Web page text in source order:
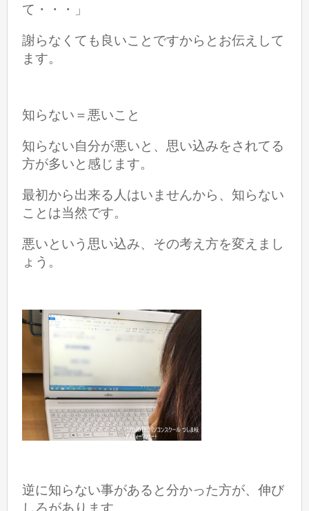
て・・・」
謝らなくても良いことですからとお伝えして
ます。
知らない＝悪いこと
知らない自分が悪いと、思い込みをされてる
方が多いと感じます。
最初から出来る人はいませんから、知らない
ことは当然です。
悪いという思い込み、その考え方を変えまし
ょう。
逆に知らない事があると分かった方が、伸び